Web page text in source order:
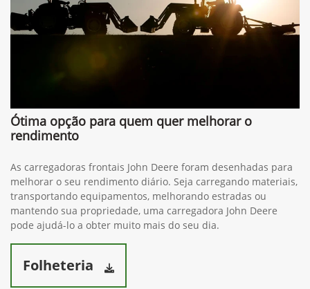
Ótima opção para quem quer melhorar o
rendimento
As carregadoras frontais John Deere foram desenhadas para
melhorar o seu rendimento diário. Seja carregando materiais,
transportando equipamentos, melhorando estradas ou
mantendo sua propriedade, uma carregadora John Deere
pode ajudá-lo a obter muito mais do seu dia.
Folheteria